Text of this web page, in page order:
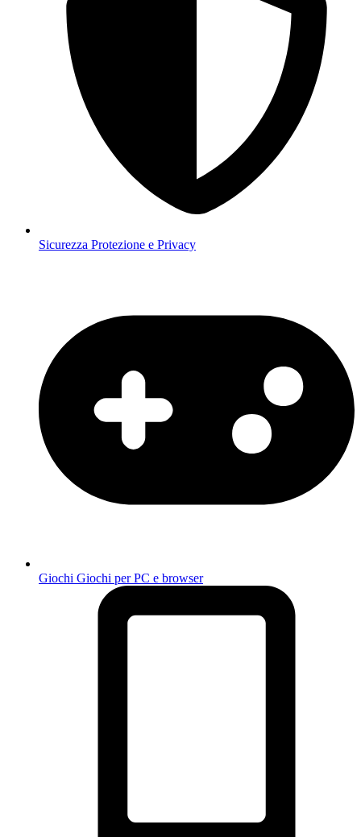
Sicurezza Protezione e Privacy
Giochi Giochi per PC e browser